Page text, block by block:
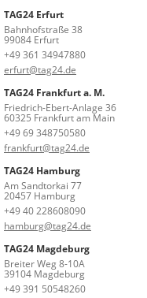
TAG24 Erfurt
Bahnhofstraße 38
99084 Erfurt
+49 361 34947880
erfurt@tag24.de
TAG24 Frankfurt a. M.
Friedrich-Ebert-Anlage 36
60325 Frankfurt am Main
+49 69 348750580
frankfurt@tag24.de
TAG24 Hamburg
Am Sandtorkai 77
20457 Hamburg
+49 40 228608090
hamburg@tag24.de
TAG24 Magdeburg
Breiter Weg 8-10A
39104 Magdeburg
+49 391 50548260